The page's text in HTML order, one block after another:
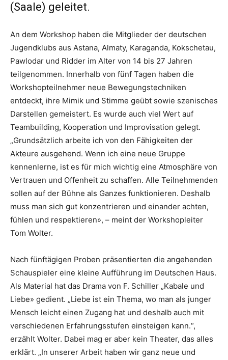
(Saale) geleitet.
An dem Workshop haben die Mitglieder der deutschen
Jugendklubs aus Astana, Almaty, Karaganda, Kokschetau,
Pawlodar und Ridder im Alter von 14 bis 27 Jahren
teilgenommen. Innerhalb von fünf Tagen haben die
Workshopteilnehmer neue Bewegungstechniken
entdeckt, ihre Mimik und Stimme geübt sowie szenisches
Darstellen gemeistert. Es wurde auch viel Wert auf
Teambuilding, Kooperation und Improvisation gelegt.
„Grundsätzlich arbeite ich von den Fähigkeiten der
Akteure ausgehend. Wenn ich eine neue Gruppe
kennenlerne, ist es für mich wichtig eine Atmosphäre von
Vertrauen und Offenheit zu schaffen. Alle Teilnehmenden
sollen auf der Bühne als Ganzes funktionieren. Deshalb
muss man sich gut konzentrieren und einander achten,
fühlen und respektieren», – meint der Workshopleiter
Tom Wolter.
Nach fünftägigen Proben präsentierten die angehenden
Schauspieler eine kleine Aufführung im Deutschen Haus.
Als Material hat das Drama von F. Schiller „Kabale und
Liebe» gedient. „Liebe ist ein Thema, wo man als junger
Mensch leicht einen Zugang hat und deshalb auch mit
verschiedenen Erfahrungsstufen einsteigen kann.“,
erzählt Wolter. Dabei mag er aber kein Theater, das alles
erklärt. „In unserer Arbeit haben wir ganz neue und